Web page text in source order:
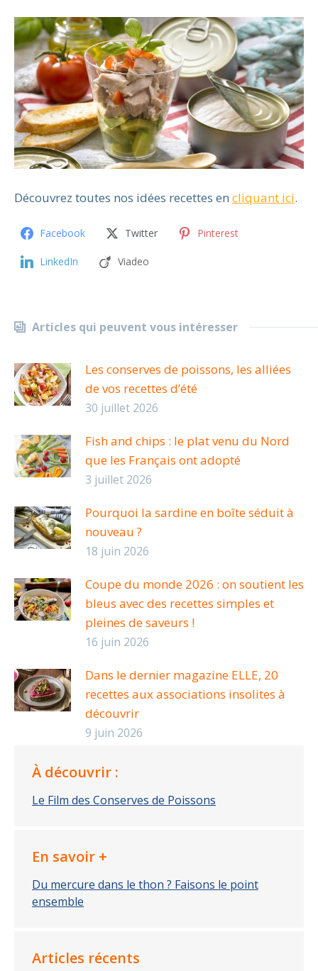
Découvrez toutes nos idées recettes en cliquant ici.
Facebook Twitter Pinterest
LinkedIn Viadeo
Articles qui peuvent vous intéresser
Les conserves de poissons, les alliées
de vos recettes d’été
30 juillet 2026
Fish and chips : le plat venu du Nord
que les Français ont adopté
3 juillet 2026
Pourquoi la sardine en boîte séduit à
nouveau ?
18 juin 2026
Coupe du monde 2026 : on soutient les
bleus avec des recettes simples et
pleines de saveurs !
16 juin 2026
Dans le dernier magazine ELLE, 20
recettes aux associations insolites à
découvrir
9 juin 2026
À découvrir :
Le Film des Conserves de Poissons
En savoir +
Du mercure dans le thon ? Faisons le point
ensemble
Articles récents